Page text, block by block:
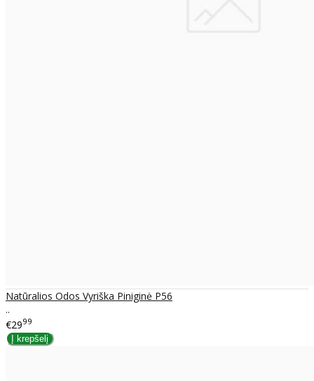
Natūralios Odos Vyriška Piniginė P56
..
€2999